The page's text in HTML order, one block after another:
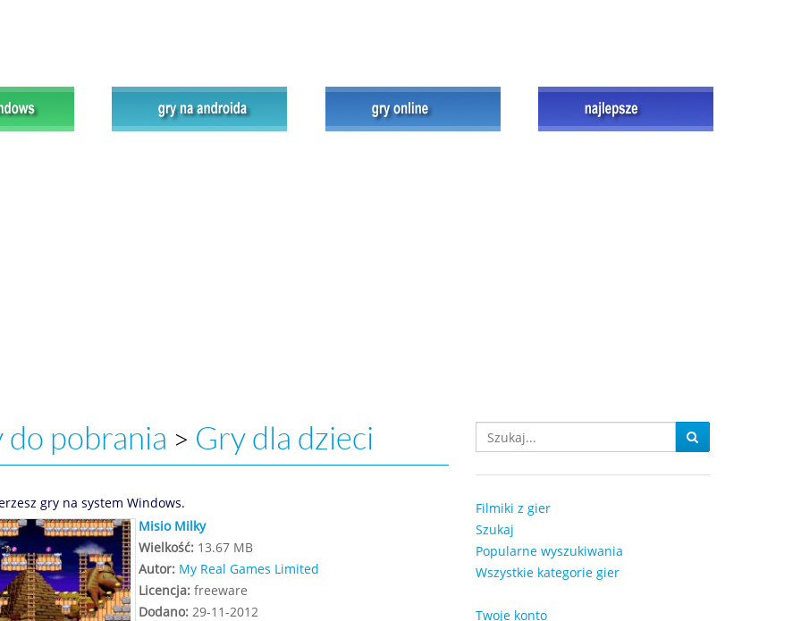
do pobrania > Gry dla dzieci
gry na system Windows.
Misio Milky
Wielkość:13.67 MB
Autor: My Real Games Limited
Licencja:freeware
Dodano:29-11-2012
Filmiki z gier
Szukaj
Popularne wyszukiwania
Wszystkie kategorie gier
Twoje konto